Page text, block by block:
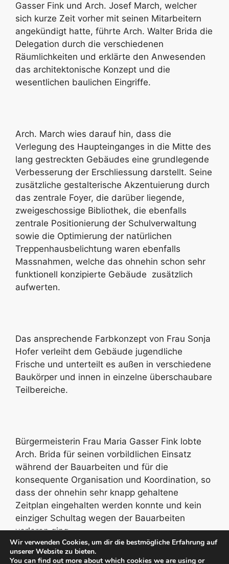
Gasser Fink und Arch. Josef March, welcher
sich kurze Zeit vorher mit seinen Mitarbeitern
angekündigt hatte, führte Arch. Walter Brida die
Delegation durch die verschiedenen
Räumlichkeiten und erklärte den Anwesenden
das architektonische Konzept und die
wesentlichen baulichen Eingriffe.
Arch. March wies darauf hin, dass die
Verlegung des Haupteinganges in die Mitte des
lang gestreckten Gebäudes eine grundlegende
Verbesserung der Erschliessung darstellt. Seine
zusätzliche gestalterische Akzentuierung durch
das zentrale Foyer, die darüber liegende,
zweigeschossige Bibliothek, die ebenfalls
zentrale Positionierung der Schulverwaltung
sowie die Optimierung der natürlichen
Treppenhausbelichtung waren ebenfalls
Massnahmen, welche das ohnehin schon sehr
funktionell konzipierte Gebäude zusätzlich
aufwerten.
Das ansprechende Farbkonzept von Frau Sonja
Hofer verleiht dem Gebäude jugendliche
Frische und unterteilt es außen in verschiedene
Baukörper und innen in einzelne überschaubare
Teilbereiche.
Bürgermeisterin Frau Maria Gasser Fink lobte
Arch. Brida für seinen vorbildlichen Einsatz
während der Bauarbeiten und für die
konsequente Organisation und Koordination, so
dass der ohnehin sehr knapp gehaltene
Zeitplan eingehalten werden konnte und kein
einziger Schultag wegen der Bauarbeiten
verloren ging.
Wir verwenden Cookies, um dir die bestmögliche Erfahrung auf
unserer Website zu bieten.
You can find out more about which cookies we are using or